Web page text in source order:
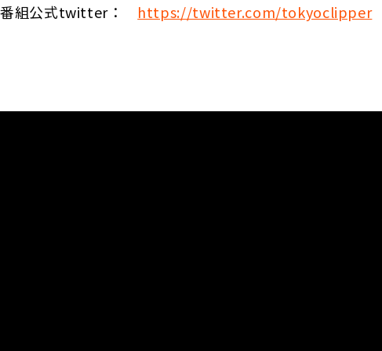
番組公式twitter： https://twitter.com/tokyoclipper